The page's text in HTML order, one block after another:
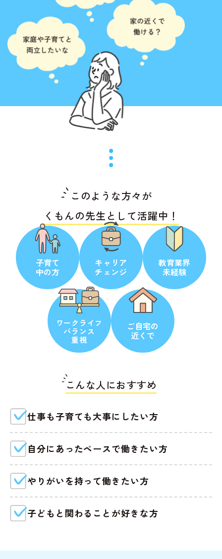
このような方々が
くもんの先生として活躍中！
子育て
中の方
キャリア
チェンジ
教育業界
未経験
ワークライフ
バランス
重視
ご自宅の
近くで
こんな人におすすめ
仕事も子育ても大事にしたい方
自分にあったペースで働きたい方
やりがいを持って働きたい方
子どもと関わることが好きな方